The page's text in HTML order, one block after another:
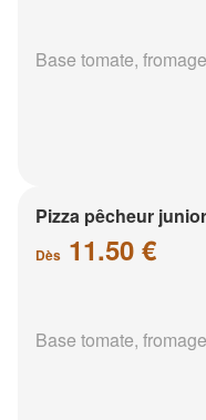
Base tomate,
Pizza pêcheur junior
Dès 11.50 €
Base tomate,